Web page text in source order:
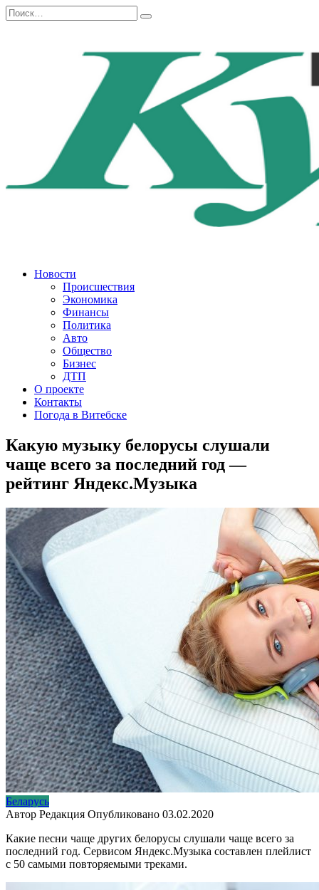
Перейти
к
Search
for:
Новости
Происшествия
Экономика
Финансы
Политика
Авто
Общество
Бизнес
ДТП
О проекте
Контакты
Погода в Витебске
Какую музыку белорусы слушали
чаще всего за последний год —
рейтинг Яндекс.Музыка
Беларусь
Автор Редакция Опубликовано 03.02.2020
Какие песни чаще других белорусы слушали чаще всего за
последний год. Сервисом Яндекс.Музыка составлен плейлист
с 50 самыми повторяемыми треками.